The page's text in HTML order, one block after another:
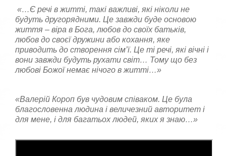
«…Є речі в житті, такі важливі, які ніколи не
будуть другорядними. Це завжди буде основою
життя – віра в Бога, любов до своїх батьків,
любов до своєї дружини або кохання, яке
приводить до створення сім’ї. Це ті речі, які вічні і
вони завжди будуть рухати світ… Тому що без
любові Божої немає нічого в житті…»
«Валерій Короп був чудовим співаком. Це була
благословенна людина і величезний авторитет і
для мене, і для багатьох людей, яких я знаю…»